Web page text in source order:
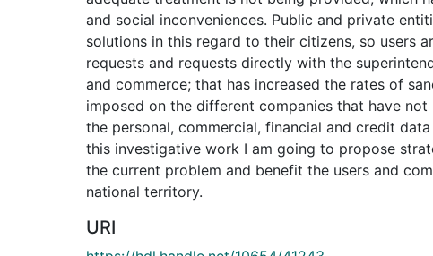
and social inconveniences. Public and private
solutions in this regard to their citizens, so users
requests and requests directly with the
and commerce; that has increased the rates of
imposed on the different companies that have
the personal, commercial, financial and credit
this investigative work I am going to propose
the current problem and benefit the users and
national territory.
URI